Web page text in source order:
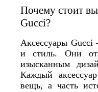
Почему стоит
Gucci?
Аксессуары Gucci
и стиль. Они
изысканным
Каждый
вещь, а часть